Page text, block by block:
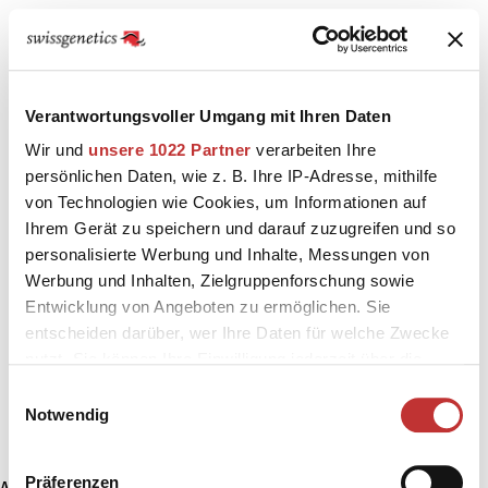
Verantwortungsvoller Umgang mit Ihren Daten
Wir und unsere 1022 Partner verarbeiten Ihre
persönlichen Daten, wie z. B. Ihre IP-Adresse, mithilfe
von Technologien wie Cookies, um Informationen auf
Ihrem Gerät zu speichern und darauf zuzugreifen und so
personalisierte Werbung und Inhalte, Messungen von
Werbung und Inhalten, Zielgruppenforschung sowie
Entwicklung von Angeboten zu ermöglichen. Sie
entscheiden darüber, wer Ihre Daten für welche Zwecke
Trigger Symbol ändern oder widerrufen
Notwendig
Präferenzen